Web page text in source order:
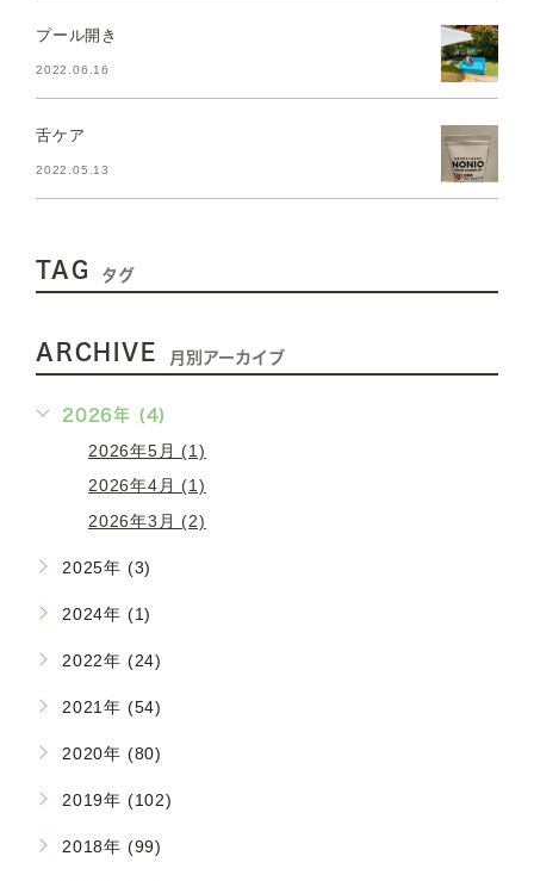
プール開き
2022.06.16
舌ケア
2022.05.13
TAG タグ
ARCHIVE 月別アーカイブ
2026年 (4)
2026年5月 (1)
2026年4月 (1)
2026年3月 (2)
2025年 (3)
2024年 (1)
2022年 (24)
2021年 (54)
2020年 (80)
2019年 (102)
2018年 (99)